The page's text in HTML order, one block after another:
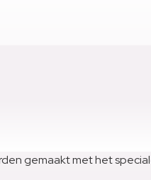
gemaakt met het